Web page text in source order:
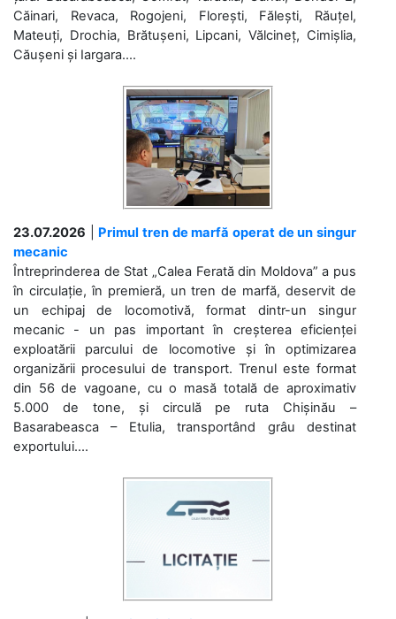
Căinari, Revaca, Rogojeni, Florești, Fălești, Răuțel,
Mateuți, Drochia, Brătușeni, Lipcani, Vălcineț, Cimișlia,
Căușeni și Iargara....
23.07.2026
Primul tren de marfă operat de un singur
mecanic
Întreprinderea de Stat „Calea Ferată din Moldova” a pus
în circulație, în premieră, un tren de marfă, deservit de
un echipaj de locomotivă, format dintr-un singur
mecanic - un pas important în creșterea eficienței
exploatării parcului de locomotive și în optimizarea
organizării procesului de transport. Trenul este format
din 56 de vagoane, cu o masă totală de aproximativ
5.000 de tone, și circulă pe ruta Chișinău –
Basarabeasca – Etulia, transportând grâu destinat
exportului....